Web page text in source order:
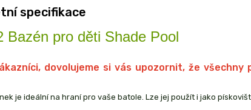
specifikace
Bazén pro děti Shade Pool
dovolujeme si vás upozornit, že
je ideální na hraní pro vaše batole. Lze jej použít i jako